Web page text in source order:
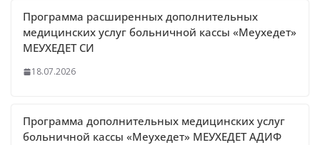
Программа расширенных дополнительных
медицинских услуг больничной кассы «Меухедет»
МЕУХЕДЕТ СИ
18.07.2026
Программа дополнительных медицинских услуг
больничной кассы «Меухедет» МЕУХЕДЕТ АДИФ